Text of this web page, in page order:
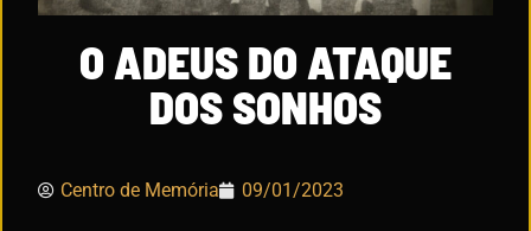
O ADEUS DO ATAQUE
DOS SONHOS
Centro de Memória 09/01/2023